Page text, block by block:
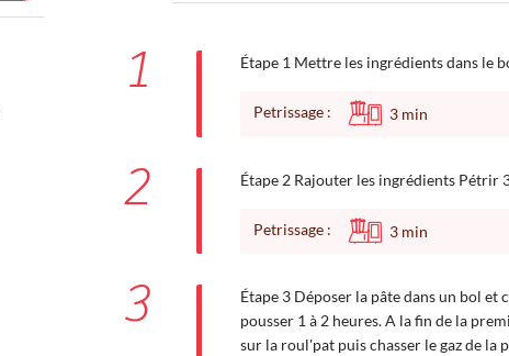
1 Étape 1 Mettre les ingrédients dans le
Petrissage : 3 min
2 Étape 2 Rajouter les ingrédients Pétrir
Petrissage : 3 min
3
Étape 3 Déposer la pâte dans un bol
pousser 1 à 2 heures. A la fin de la
sur la roul'pat puis chasser le gaz de la